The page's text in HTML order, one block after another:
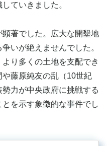
ていきました。
著でした。広大な開墾地
いが絶えませんでした。
り多くの土地を支配でき
藤原純友の乱（10世紀
力が中央政府に挑戦する
を示す象徴的な事件でし